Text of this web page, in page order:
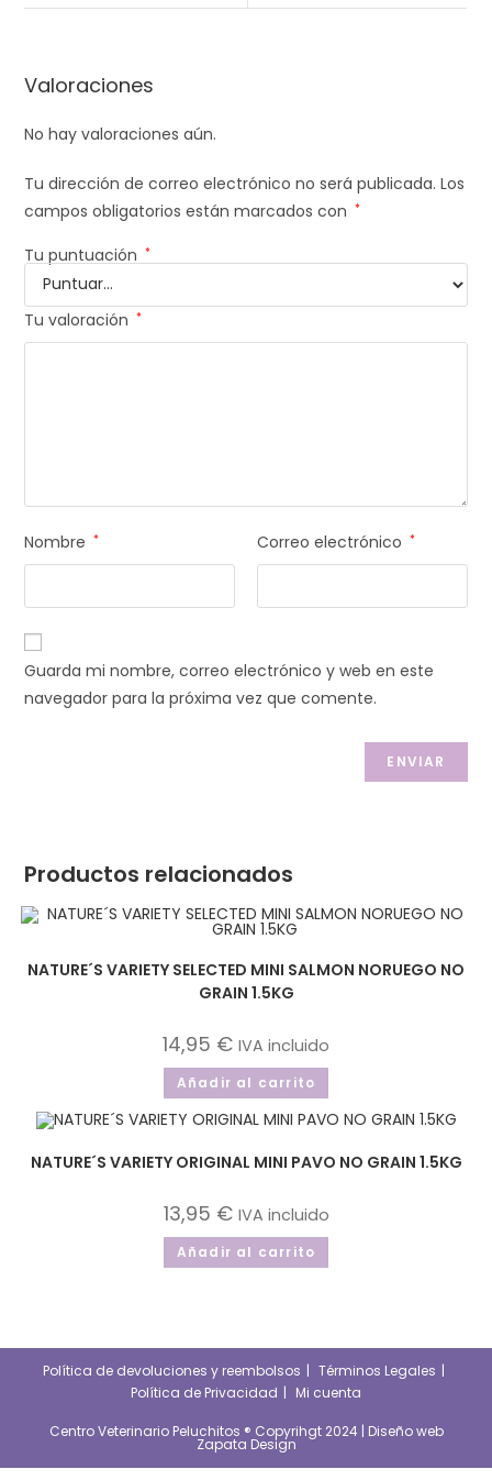
Valoraciones
No hay valoraciones aún.
Tu dirección de correo electrónico no será publicada. Los
campos obligatorios están marcados con *
Tu puntuación *
Tu valoración *
Nombre * Correo electrónico *
Guarda mi nombre, correo electrónico y web en este
navegador para la próxima vez que comente.
Productos relacionados
NATURE´S VARIETY SELECTED MINI SALMON NORUEGO NO
GRAIN 1.5KG
14,95 € IVA incluido
Añadir al carrito
NATURE´S VARIETY ORIGINAL MINI PAVO NO GRAIN 1.5KG
13,95 € IVA incluido
Añadir al carrito
Política de devoluciones y reembolsos
Términos Legales
Política de Privacidad
Mi cuenta
Centro Veterinario Peluchitos ® Copyrihgt 2024 | Diseño web
Zapata Design